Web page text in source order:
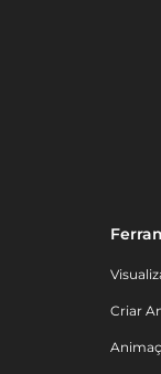
Criar